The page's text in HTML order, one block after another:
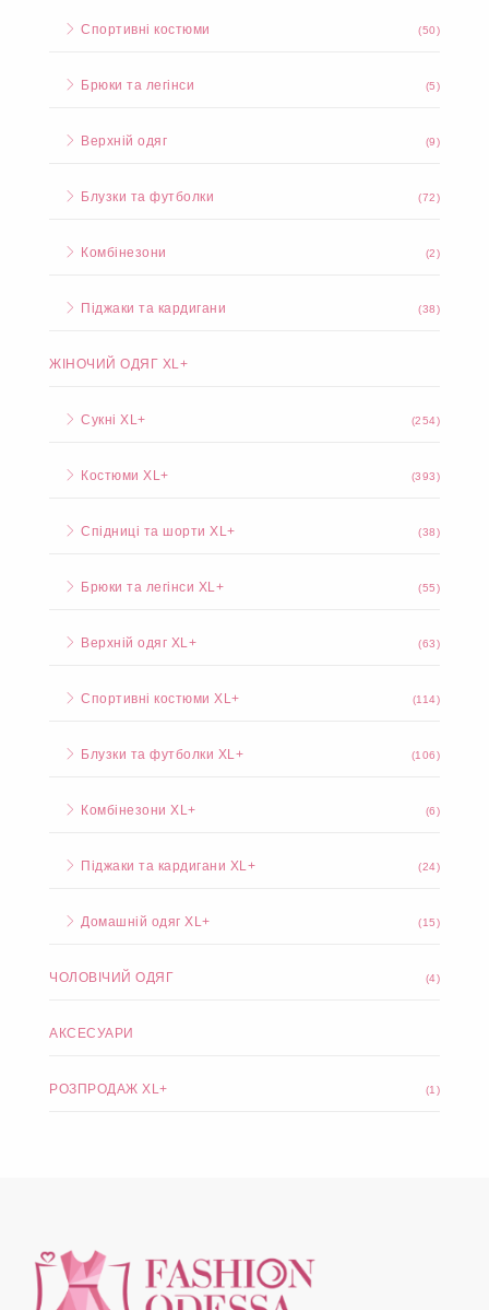
Спортивні костюми (50)
Брюки та легінси (5)
Верхній одяг (9)
Блузки та футболки (72)
Комбінезони (2)
Піджаки та кардигани (38)
ЖІНОЧИЙ ОДЯГ XL+
Сукні XL+ (254)
Костюми XL+ (393)
Спідниці та шорти XL+ (38)
Брюки та легінси XL+ (55)
Верхній одяг XL+ (63)
Спортивні костюми XL+ (114)
Блузки та футболки XL+ (106)
Комбінезони XL+ (6)
Піджаки та кардигани XL+ (24)
Домашній одяг XL+ (15)
ЧОЛОВІЧИЙ ОДЯГ (4)
АКСЕСУАРИ
РОЗПРОДАЖ XL+ (1)